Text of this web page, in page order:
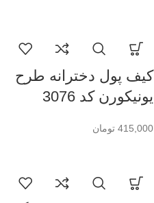
کیف پول دخترانه طرح
یونیکورن کد 3076
415,000 تومان